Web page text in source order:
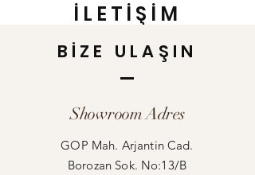
İLETİŞİM
BİZE ULAŞIN
Showroom Adres
GOP Mah. Arjantin Cad.
Borozan Sok. No:13/B